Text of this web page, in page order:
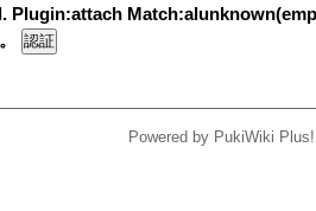
Plugin:attach
Powered by PukiWiki